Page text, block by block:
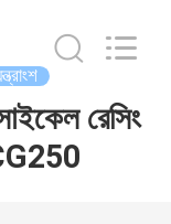
রেসিং